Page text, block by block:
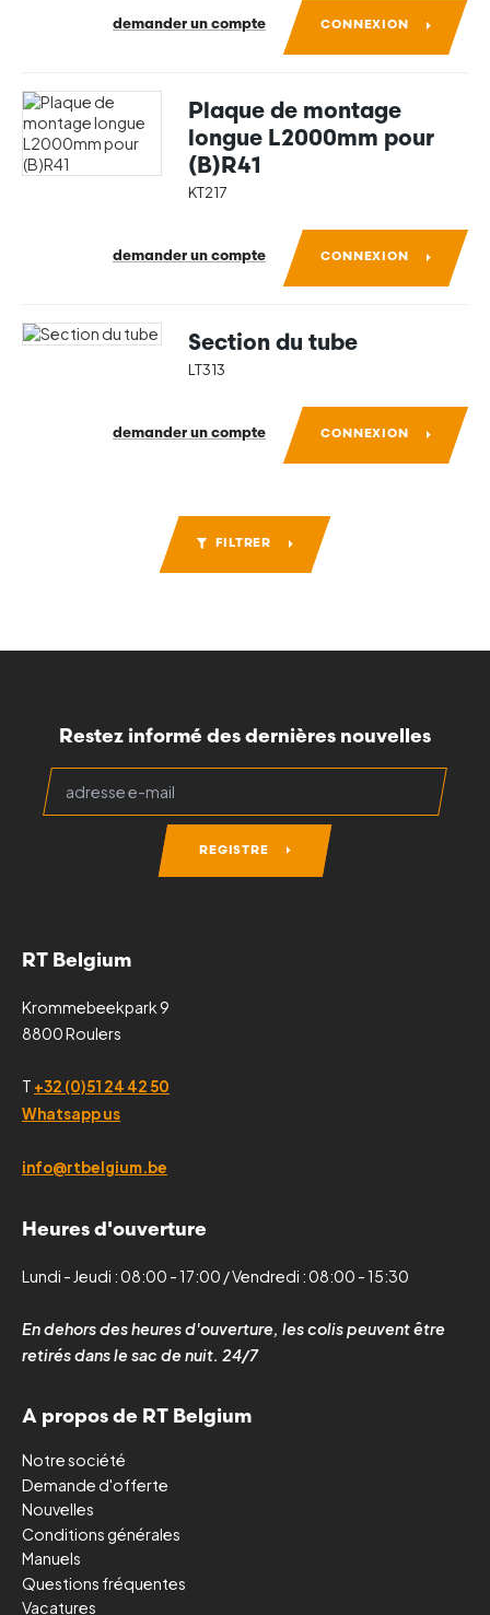
demander un compte CONNEXION
Plaque de montage
longue L2000mm pour
(B)R41
KT217
demander un compte CONNEXION
Section du tube
LT313
demander un compte CONNEXION
FILTRER
Restez informé des dernières nouvelles
REGISTRE
RT Belgium
Krommebeekpark 9
8800 Roulers
T +32 (0)51 24 42 50
Whatsapp us
info@rtbelgium.be
Heures d'ouverture
Lundi - Jeudi : 08:00 - 17:00 / Vendredi : 08:00 - 15:30
En dehors des heures d'ouverture, les colis peuvent être
retirés dans le sac de nuit. 24/7
A propos de RT Belgium
Notre société
Demande d'offerte
Nouvelles
Conditions générales
Manuels
Questions fréquentes
Vacatures